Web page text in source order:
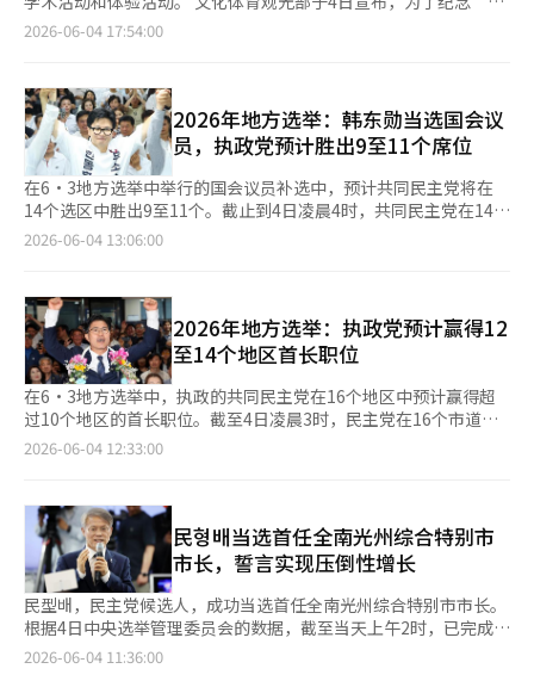
中进行为期约三个月的创作活动。巴黎市立艺术家驻留项目自
1940年代以来，拥有325个工作室，每年有超过1000名艺术家在
目是支持光州地区艺术家创作和国际交流的重要举措。”并希
望“2026巴黎市立艺术家驻留项目的入选将拓宽艺术家的创作视
野，并为将光州现代艺术推向世界提供良好契机。”※ 本报道经
人工智能（AI）系统翻译与编辑。
保持强势。 在全国性选举中被称为“关键选票”的忠清地区，民
主党也传来胜利的消息。在大田、世宗、忠北和忠南，民主党候选
宇、崔敏浩、金永煥和金泰欽，领先当选。 民主党在其传统根据
地霍南和济州也保持了势头。在全北，民主党候选人李源泽战胜无
党派候选人金官英，获得胜利。在首次产生的综合性大都市的光州
和全南，民主党候选人闵亨培以压倒性优势战胜国民力量候选人李
正贤。 济州的民主党候选人魏星坤也以压倒性的票数战胜国民力
量候选人文成裕，取得胜利。 国民力量在除首尔外的地区中，仅
在其传统根据地的庆尚南北道取得胜利。国民力量候选人李哲宇和
朴完洙在庆北和庆南的选举中战胜民主党候选人吴中基和金庆洙，
在与民主党候选人金富谦的激烈竞争中最终获胜。 与地方选举同
时进行的国会议员补选中，民主党的独占也持续。尽管在14个席位
的竞争中，国民力量和无党派候选人韩东勋在部分地区获胜，但在
其余9个地区，民主党均取得胜利。然而，在一些预期稳固的地
区，民主党内部候选人接连失利，使得民主党在地方选举后也只能
获得不尽如人意的胜利。 在被视为补选最大战场的釜山北区甲和
京畿道平泽，民主党候选人哈正宇和金勇南均未能成功当选。蔚山
南区甲的民主党候选人全泰镇也败给国民力量当选人金泰圭。 原
功当选。京畿道平泽的选举中，国民力量候选人柳义东与国民力量
候选人赵国赫之间展开了激烈的三方竞争，但最终柳候选人获得胜
利。 在忠南公州、扶余、青阳和蔚山南区甲，国民力量候选人尹
永根和金泰圭在落后于民主党候选人金永彬和全泰镇的情况下成功
逆转，重新夺回公州、扶余、青阳和蔚山南区甲的席位。 因此，
民主党在除釜山北区甲和京畿道平泽外的地区，包括仁川延寿甲
（宋永吉）、仁川计阳乙（金南俊）、光州光山区（林文英）、京
乐日”，将于5日下午在国立国乐院的礼乐堂举行以“国乐日常的
乐周期间，全国各地将开展多样的活动。 第二届国乐日纪念仪式
将有来自国乐及文化艺术界的相关人士和400余名提前申请的观众
参加，并通过国乐广播进行现场直播。仪式上将颁发“韩国余民乐
奖”，以表彰在国乐振兴方面做出贡献的国乐人。今年，尽管面临
困难，来自忠清北道的永同郡和江原特别自治道立国乐管弦乐团艺
术总监金昌焕将获得文化部部长的表彰。 随后将进行庆祝表演。
国立舞蹈团将演出以北的回响为主题的“鼓舞乐”，国乐团体“4
人玩”将呈现现代化解读民俗音乐的表演“玩”，而京畿民谣交响
要的国家”。国乐院的户外草坪上，将有完州儿童吹打乐团的“大
吹打”、65人规模的相扑游戏、国立青年舞蹈团的“珍岛鼓舞”和
国立青年演艺团的“盘鼓”等表演。 此外，在5日的午餐时间前
后，将在德寿宫大汉门至光华门广场之间举行大规模的传统演艺联
合游行。在游行之前，国立国乐院民俗乐团的演出和南昌洞的绳索
表演将于10时开始。由国防部军乐团传统乐队带队，来自江陵、晋
州三千浦、平泽等地的农乐和面具舞保护协会、20余所大学的风物
社、中学和高中的风物社等全国各地的艺人将参与传统演艺游行。
展示国家非物质文化遗产、祈求农业社会丰收的高撒游戏。 为迎
接“国乐周”，还准备了丰富多彩的国乐表演和体验活动。在首尔
敦化门国乐堂的“敦化门国乐周”中，将探讨声音的起源和美学的
舞台；在南山八角亭，将举行外国游客也可参与的传统演艺和传统
舞蹈表演；在首尔森林的户外舞台上，将举行青年演艺者和名人们
展示的最高技艺“韩国传统演艺节”；在国立国乐院的礼乐堂，将
同时观看新作“王的祭坛，百姓的舞台”，其中包括“宗庙祭礼
乐”和“社稷祭礼乐”。 此外，仁川、世宗、光州、釜山等全国
2026-06-04 17:54:00
2026年地方选举：韩东勋当选国会议
员，执政党预计胜出9至11个席位
在6·3地方选举中举行的国会议员补选中，预计共同民主党将在
14个选区中胜出9至11个。截止到4日凌晨4时，共同民主党在14个
选区中有8个席位的当选形势乐观或已确定。国民力量仅在2个选区
在确认当选后表示：“感谢伟大的市民为北区的未来和重建之路打
开了历史性的胜利。”并表示会铭记选民的期望，为韩国政治的发
展和重建作出贡献。 尤义东也表示：“这是一场非常艰难的选
举。市民在困难时期赋予我如此重要的使命，必有其原因。”他表
示将认真对待所承担的责任，遵循指令前行。与尤义东竞争的共同
民主党候选人金勇南和祖国创新党候选人赵国则因未能达成单一候
选人协议而未能成功。 此外，共同民主党在以下地区传来胜利的
消息：京畿道安山甲（김남국）、京畿道汉南甲（이광재）、全北
浦（김성범）等地。京畿道仁川（김남준）、全北群山·金堤·扶
安甲（김의겸）、仁川延寿甲（송영길）等地的当选形势也乐观。
国民力量在大邱达成地区的候选人李珍淑确认当选。 此外，虽然
在忠南牙山、蔚山南甲、忠南公州·扶余·青阳等地的计票仍在进
行中，但尚未出现有力候选人。其中国民力量在2个地区领先，共
同民主党在1个地区领先。因此，计票完成后，共同民主党的席位
预计将增加至9至11个，国民力量的席位将增加至2至4个。 与此同
时，国民力量在地方选举中因一名候选人辞职而导致的空缺少于当
2026-06-04 13:06:00
2026年地方选举：执政党预计赢得12
至14个地区首长职位
在6·3地方选举中，执政的共同民主党在16个地区中预计赢得超
过10个地区的首长职位。截至4日凌晨3时，民主党在16个市道知
事选举中，有10个地区的当选已被确认或极有可能。相对而言，国
在前一天晚上分别在各自的根据地光州全南和庆北较早确认了当
选。光州全南统一市场当选人闵亨培在光州西区的选举办公室表
示：“光南和光州将团结起来，携手市民开启韩国新的增长轴
心。”并承诺：“我们将建立一个以市民为主权的政府，行政将随
市民的决定而行。”庆北省知事当选人李哲宇也在确认当选后表
示：“我将全力以赴，听取省民的意愿，为建设更强大的庆北和更
强大的韩国而努力。” 民主党候选人随后也陆续传来喜讯。截至
当天凌晨3时，许泰正大田市长当选人、金相旭蔚山市场当选人、
2026-06-04 12:33:00
民형배当选首任全南光州综合特别市
市长，誓言实现压倒性增长
民型배，民主党候选人，成功当选首任全南光州综合特别市市长。
根据4日中央选举管理委员会的数据，截至当天上午2时，已完成
87.16%的开票工作，民型배获得了79.02%的选票。国民力量候选
2026-06-04 11:36:00